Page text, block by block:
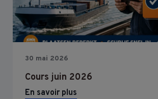
30 mai 2026
Cours juin 2026
En savoir plus